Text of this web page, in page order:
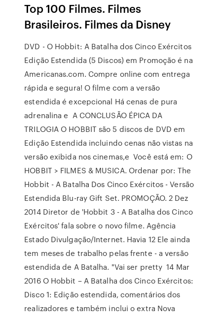
Top 100 Filmes. Filmes
Brasileiros. Filmes da Disney
DVD - O Hobbit: A Batalha dos Cinco Exércitos
Edição Estendida (5 Discos) em Promoção é na
Americanas.com. Compre online com entrega
rápida e segura! O filme com a versão
estendida é excepcional Há cenas de pura
adrenalina e A CONCLUSÃO ÉPICA DA
TRILOGIA O HOBBIT são 5 discos de DVD em
Edição Estendida incluindo cenas não vistas na
versão exibida nos cinemas,e Você está em: O
HOBBIT > FILMES & MUSICA. Ordenar por: The
Hobbit - A Batalha Dos Cinco Exércitos - Versão
Estendida Blu-ray Gift Set. PROMOÇÃO. 2 Dez
2014 Diretor de 'Hobbit 3 - A Batalha dos Cinco
Exércitos' fala sobre o novo filme. Agência
Estado Divulgação/Internet. Havia 12 Ele ainda
tem meses de trabalho pelas frente - a versão
estendida de A Batalha. "Vai ser pretty 14 Mar
2016 O Hobbit – A Batalha dos Cinco Exércitos:
Disco 1: Edição estendida, comentários dos
realizadores e também inclui o extra Nova